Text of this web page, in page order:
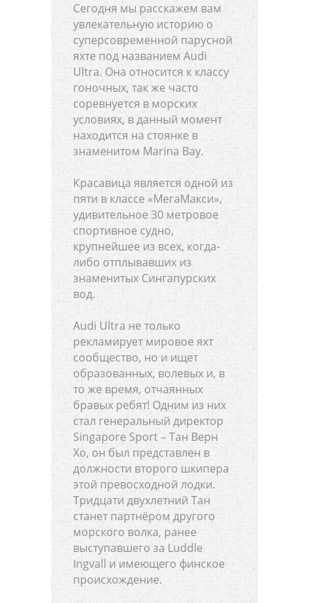
Сегодня мы расскажем вам
увлекательную историю о
суперсовременной парусной
яхте под названием Audi
Ultra. Она относится к классу
гоночных, так же часто
соревнуется в морских
условиях, в данный момент
находится на стоянке в
знаменитом Marina Bay.
Красавица является одной из
пяти в классе «МегаМакси»,
удивительное 30 метровое
спортивное судно,
крупнейшее из всех, когда-
либо отплывавших из
знаменитых Сингапурских
вод.
Audi Ultra не только
рекламирует мировое яхт
сообщество, но и ищет
образованных, волевых и, в
то же время, отчаянных
бравых ребят! Одним из них
стал генеральный директор
Singapore Sport – Тан Верн
Хо, он был представлен в
должности второго шкипера
этой превосходной лодки.
Тридцати двухлетний Тан
станет партнёром другого
морского волка, ранее
выступавшего за Luddle
Ingvall и имеющего финское
происхождение.